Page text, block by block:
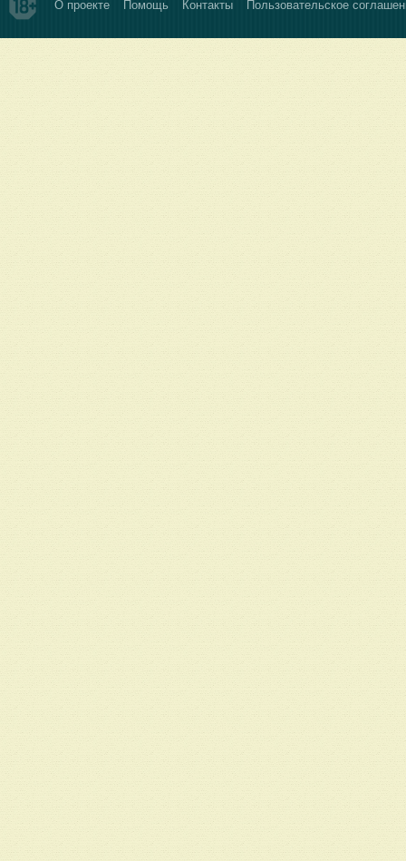
О проекте Помощь Контакты Пользовательское